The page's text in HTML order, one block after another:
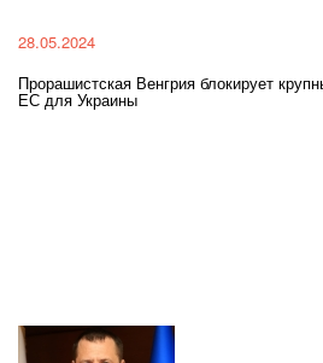
28.05.2024
Прорашистская Венгрия блокирует
ЕС для Украины